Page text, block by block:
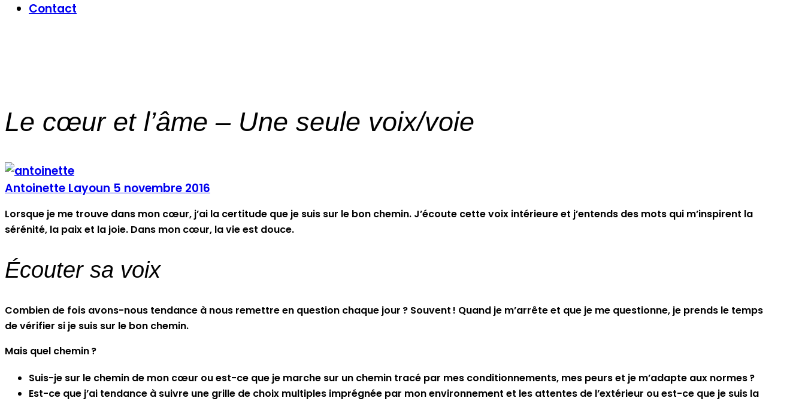
Contact
Le cœur et l’âme – Une seule voix/voie
Antoinette Layoun 5 novembre 2016
Lorsque je me trouve dans mon cœur, j’ai la certitude que je suis sur le bon chemin. J’écoute cette voix intérieure et j’entends des mots qui m’inspirent la
sérénité, la paix et la joie. Dans mon cœur, la vie est douce.
Écouter sa voix
Combien de fois avons-nous tendance à nous remettre en question chaque jour ? Souvent ! Quand je m’arrête et que je me questionne, je prends le temps
de vérifier si je suis sur le bon chemin.
Mais quel chemin ?
Suis-je sur le chemin de mon cœur ou est-ce que je marche sur un chemin tracé par mes conditionnements, mes peurs et je m’adapte aux normes ?
Est-ce que j’ai tendance à suivre une grille de choix multiples imprégnée par mon environnement et les attentes de l’extérieur ou est-ce que je suis la